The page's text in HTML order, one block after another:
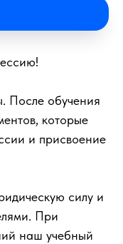
После обучения
которые
и присвоение
силу и
При
наш учебный